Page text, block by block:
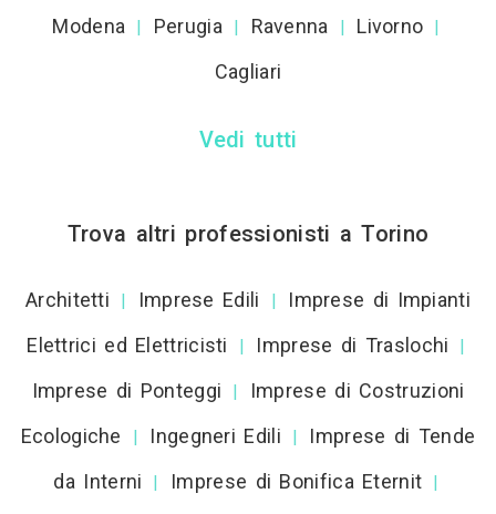
Modena | Perugia | Ravenna | Livorno |
Cagliari
Vedi tutti
Trova altri professionisti a Torino
Architetti | Imprese Edili |
Imprese di Impianti
Elettrici ed Elettricisti
| Imprese di Traslochi |
Imprese di Ponteggi |
Imprese di Costruzioni
Ecologiche
| Ingegneri Edili |
Imprese di Tende
da Interni
| Imprese di Bonifica Eternit |